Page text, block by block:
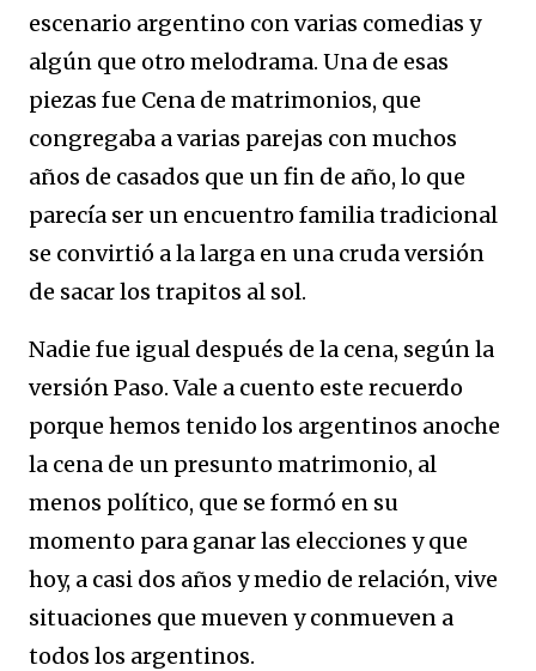
escenario argentino con varias comedias y
algún que otro melodrama. Una de esas
piezas fue Cena de matrimonios, que
congregaba a varias parejas con muchos
años de casados que un fin de año, lo que
parecía ser un encuentro familia tradicional
se convirtió a la larga en una cruda versión
de sacar los trapitos al sol.
Nadie fue igual después de la cena, según la
versión Paso. Vale a cuento este recuerdo
porque hemos tenido los argentinos anoche
la cena de un presunto matrimonio, al
menos político, que se formó en su
momento para ganar las elecciones y que
hoy, a casi dos años y medio de relación, vive
situaciones que mueven y conmueven a
todos los argentinos.